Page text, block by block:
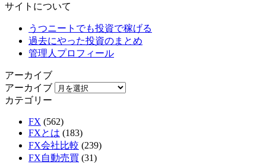
サイトについて
うつニートでも投資で稼げる
過去にやった投資のまとめ
管理人プロフィール
アーカイブ
アーカイブ
カテゴリー
FX (562)
FXとは (183)
FX会社比較 (239)
FX自動売買 (31)